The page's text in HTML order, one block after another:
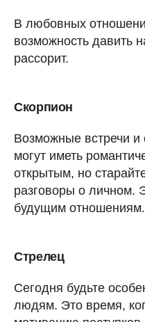
В любовных
возможность давить
рассорит.
Скорпион
Возможные встречи
могут иметь
открытым, но
разговоры о личном.
будущим отношениям.
Стрелец
Сегодня будьте
людям. Это время,